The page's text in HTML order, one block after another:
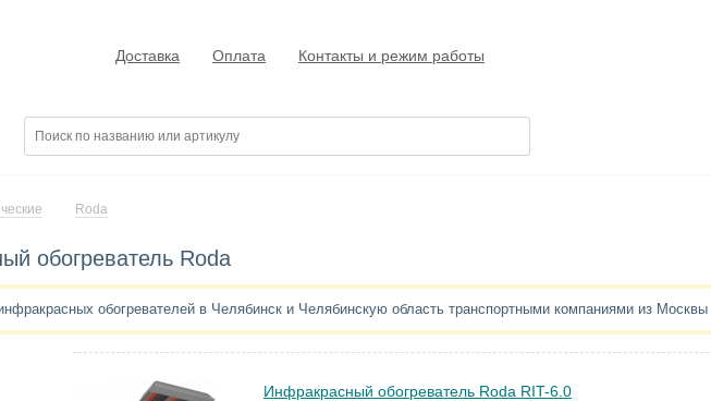
Доставка Оплата Контакты и режим работы
Roda
обогреватель Roda
обогревателей в Челябинск и Челябинскую область транспортными компаниями из Москвы
Инфракрасный обогреватель Roda RIT-6.0